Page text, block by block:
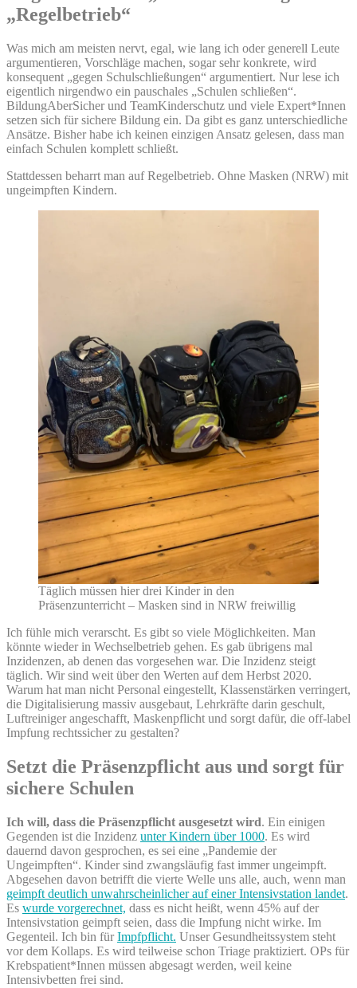
„Regelbetrieb“
Was mich am meisten nervt, egal, wie lang ich oder generell Leute
argumentieren, Vorschläge machen, sogar sehr konkrete, wird
konsequent „gegen Schulschließungen“ argumentiert. Nur lese ich
eigentlich nirgendwo ein pauschales „Schulen schließen“.
BildungAberSicher und TeamKinderschutz und viele Expert*Innen
setzen sich für sichere Bildung ein. Da gibt es ganz unterschiedliche
Ansätze. Bisher habe ich keinen einzigen Ansatz gelesen, dass man
einfach Schulen komplett schließt.
Stattdessen beharrt man auf Regelbetrieb. Ohne Masken (NRW) mit
ungeimpften Kindern.
Täglich müssen hier drei Kinder in den
Präsenzunterricht – Masken sind in NRW freiwillig
Ich fühle mich verarscht. Es gibt so viele Möglichkeiten. Man
könnte wieder in Wechselbetrieb gehen. Es gab übrigens mal
Inzidenzen, ab denen das vorgesehen war. Die Inzidenz steigt
täglich. Wir sind weit über den Werten auf dem Herbst 2020.
Warum hat man nicht Personal eingestellt, Klassenstärken verringert,
die Digitalisierung massiv ausgebaut, Lehrkräfte darin geschult,
Luftreiniger angeschafft, Maskenpflicht und sorgt dafür, die off-label
Impfung rechtssicher zu gestalten?
Setzt die Präsenzpflicht aus und sorgt für
sichere Schulen
Ich will, dass die Präsenzpflicht ausgesetzt wird. Ein einigen
Gegenden ist die Inzidenz unter Kindern über 1000. Es wird
dauernd davon gesprochen, es sei eine „Pandemie der
Ungeimpften“. Kinder sind zwangsläufig fast immer ungeimpft.
Abgesehen davon betrifft die vierte Welle uns alle, auch, wenn man
geimpft deutlich unwahrscheinlicher auf einer Intensivstation landet.
Es wurde vorgerechnet, dass es nicht heißt, wenn 45% auf der
Intensivstation geimpft seien, dass die Impfung nicht wirke. Im
Gegenteil. Ich bin fürImpfpflicht. Unser Gesundheitssystem steht
vor dem Kollaps. Es wird teilweise schon Triage praktiziert. OPs für
Krebspatient*Innen müssen abgesagt werden, weil keine
Intensivbetten frei sind.